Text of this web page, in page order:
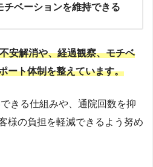
チベーションを維持できる
安解消や、経過観察、モチベ
ート体制を整えています。
きる仕組みや、通院回数を抑
様の負担を軽減できるよう努め